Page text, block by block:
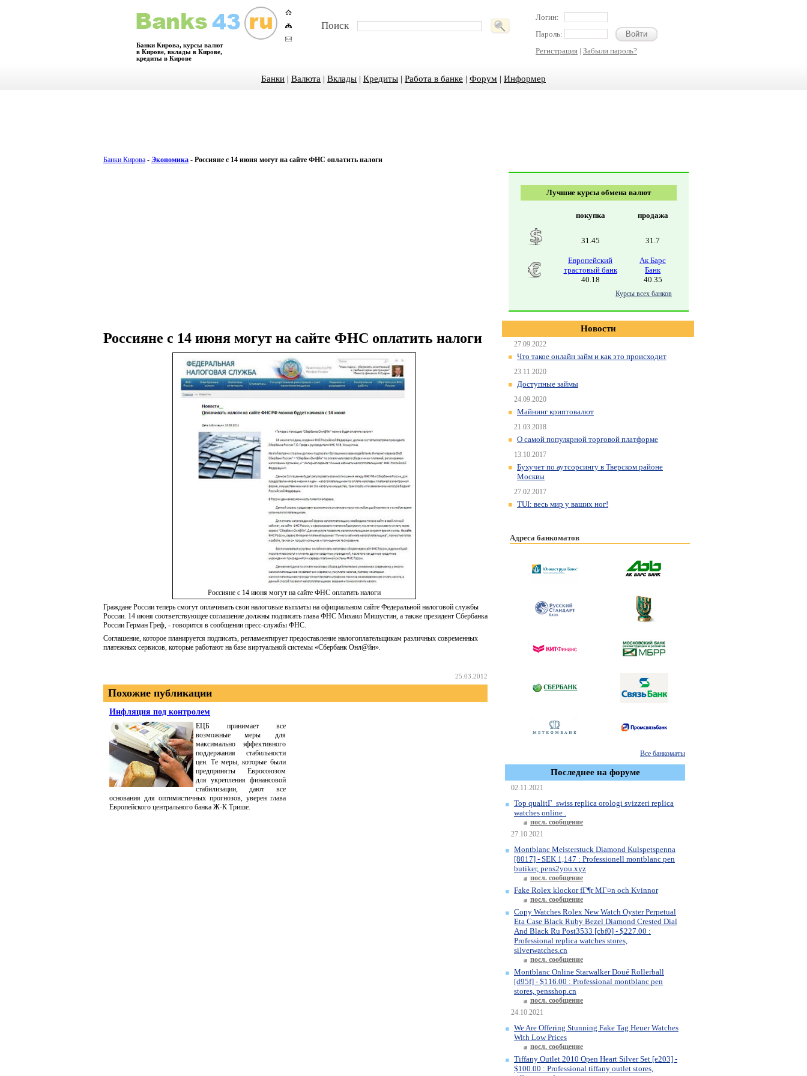
Банки Кирова, курсы валют
в Кирове, вклады в Кирове,
кредиты в Кирове
Поиск
Логин:
Пароль:
Регистрация | Забыли пароль?
Банки | Валюта | Вклады | Кредиты | Работа в банке | Форум | Информер
Банки Кирова - Экономика - Россияне с 14 июня могут на сайте ФНС оплатить налоги
Россияне с 14 июня могут на сайте ФНС оплатить налоги
Россияне с 14 июня могут на сайте ФНС оплатить налоги
Граждане России теперь смогут оплачивать свои налоговые выплаты на официальном сайте Федеральной налоговой службы
России. 14 июня соответствующее соглашение должны подписать глава ФНС Михаил Мишустин, а также президент Сбербанка
России Герман Греф, - говорится в сообщении пресс-службы ФНС.
Соглашение, которое планируется подписать, регламентирует предоставление налогоплательщикам различных современных
платежных сервисов, которые работают на базе виртуальной системы «Сбербанк Онл@йн».
25.03.2012
Похожие публикации
Инфляция под контролем
ЕЦБ принимает все
возможные меры для
максимально эффективного
поддержания стабильности
цен. Те меры, которые были
предприняты Евросоюзом
для укрепления финансовой
стабилизации, дают все
основания для оптимистичных прогнозов, уверен глава
Европейского центрального банка Ж-К Трише.
Лучшие курсы обмена валют
покупка продажа
31.45 31.7
Европейский
трастовый банк
40.18
Ак Барс
Банк
40.35
Курсы всех банков
Новости
27.09.2022
Что такое онлайн займ и как это происходит
23.11.2020
Доступные займы
24.09.2020
Майнинг криптовалют
21.03.2018
О самой популярной торговой платформе
13.10.2017
Бухучет по аутсорсингу в Тверском районе
Москвы
27.02.2017
TUI: весь мир у ваших ног!
Адреса банкоматов
Все банкоматы
Последнее на форуме
02.11.2021
Top qualitГ swiss replica orologi svizzeri replica
watches online .
посл. сообщение
27.10.2021
Montblanc Meisterstuck Diamond Kulspetspenna
[8017] - SEK 1,147 : Professionell montblanc pen
butiker, pens2you.xyz
посл. сообщение
Fake Rolex klockor fГ¶r MГ¤n och Kvinnor
посл. сообщение
Copy Watches Rolex New Watch Oyster Perpetual
Eta Case Black Ruby Bezel Diamond Crested Dial
And Black Ru Post3533 [cbf0] - $227.00 :
Professional replica watches stores,
silverwatches.cn
посл. сообщение
Montblanc Online Starwalker Doué Rollerball
[d95f] - $116.00 : Professional montblanc pen
stores, pensshop.cn
посл. сообщение
24.10.2021
We Are Offering Stunning Fake Tag Heuer Watches
With Low Prices
посл. сообщение
Tiffany Outlet 2010 Open Heart Silver Set [e203] -
$100.00 : Professional tiffany outlet stores,